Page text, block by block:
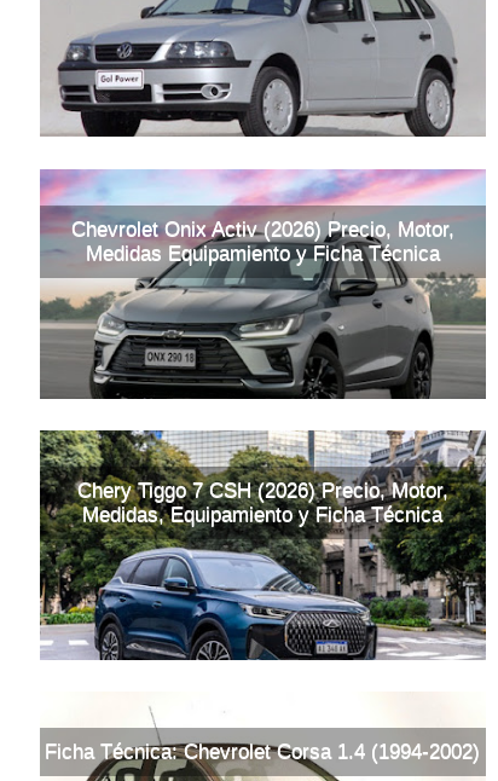
Chevrolet Onix Activ (2026) Precio, Motor,
Medidas Equipamiento y Ficha Técnica
Chery Tiggo 7 CSH (2026) Precio, Motor,
Medidas, Equipamiento y Ficha Técnica
Ficha Técnica: Chevrolet Corsa 1.4 (1994-2002)